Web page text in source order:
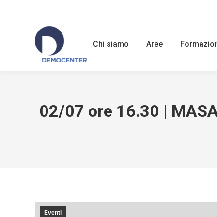
Chi siamo Aree
02/07 ore 16.30 |
Eventi